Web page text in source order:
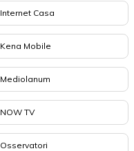
Internet Casa
Kena Mobile
Mediolanum
NOW TV
Osservatori